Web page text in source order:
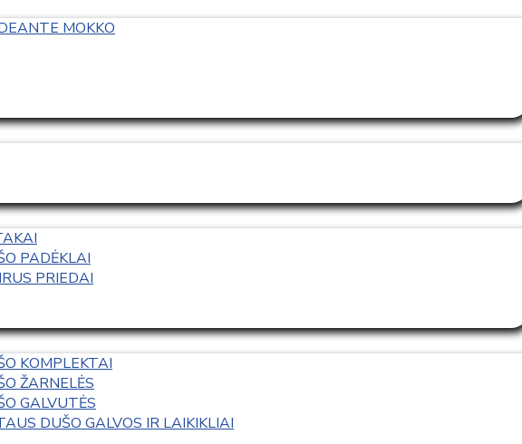
MOKKO
PADĖKLAI
PRIEDAI
KOMPLEKTAI
ŽARNELĖS
GALVUTĖS
DUŠO GALVOS IR LAIKIKLIAI